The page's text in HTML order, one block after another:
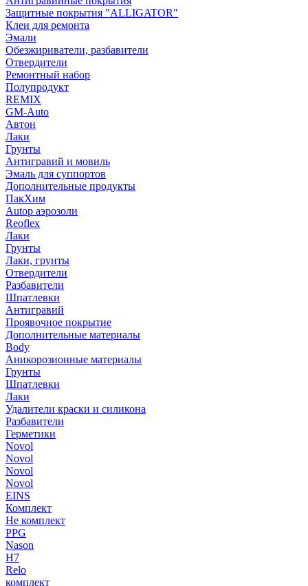
Защитные покрытия "ALLIGATOR"
Клеи для ремонта
Эмали
Обезжириватели, разбавители
Отвердители
Ремонтный набор
Полупродукт
REMIX
GM-Auto
Автон
Лаки
Грунты
Антигравий и мовиль
Эмаль для суппортов
Дополнительные продукты
ПакХим
Autop аэрозоли
Reoflex
Лаки
Грунты
Лаки, грунты
Отвердители
Разбавители
Шпатлевки
Антигравий
Проявочное покрытие
Дополнительные материалы
Body
Аникорозионные материалы
Грунты
Шпатлевки
Лаки
Удалители краски и силикона
Разбавители
Герметики
Novol
Novol
Novol
Novol
EINS
Комплект
Не комплект
PPG
Nason
H7
Relo
комплект